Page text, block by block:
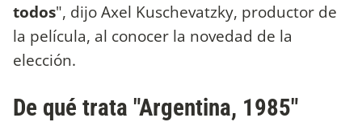
todos", dijo Axel Kuschevatzky, productor de
la película, al conocer la novedad de la
elección.
De qué trata "Argentina, 1985"